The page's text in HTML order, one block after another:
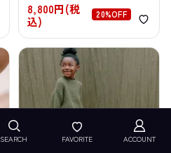
8,800円(税
込)
20%OFF
SEARCH FAVORITE ACCOUNT